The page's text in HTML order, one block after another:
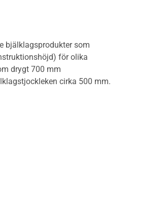
bjälklagsprodukter som
för olika
drygt 700 mm
cirka 500 mm.